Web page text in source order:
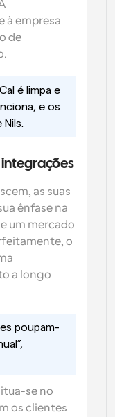
à empresa
de
é limpa e
e os
as suas
ênfase na
um mercado
o
a longo
poupam-
se no
os clientes